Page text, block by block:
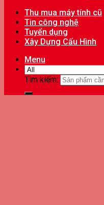
Thu mua máy tính cũ
Tin công nghệ
Tuyển dụng
Xây Dựng Cấu Hình
Menu
Tìm kiếm: